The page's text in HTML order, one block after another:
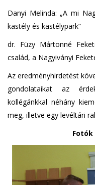
Danyi Melinda: „A mi
kastély és kastélypark”
dr. Füzy Mártonné
család, a Nagyiványi
Az eredményhirdetést
gondolataikat az
kollégánkkal néhány
meg, illetve egy levéltári
Fotók